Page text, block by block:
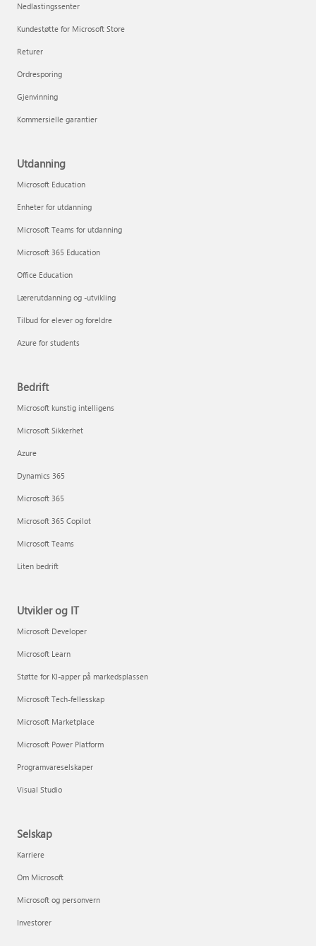
Nedlastingssenter
Kundestøtte for Microsoft Store
Returer
Ordresporing
Gjenvinning
Kommersielle garantier
Utdanning
Microsoft Education
Enheter for utdanning
Microsoft Teams for utdanning
Microsoft 365 Education
Office Education
Lærerutdanning og -utvikling
Tilbud for elever og foreldre
Azure for students
Bedrift
Microsoft kunstig intelligens
Microsoft Sikkerhet
Azure
Dynamics 365
Microsoft 365
Microsoft 365 Copilot
Microsoft Teams
Liten bedrift
Utvikler og IT
Microsoft Developer
Microsoft Learn
Støtte for KI-apper på markedsplassen
Microsoft Tech-fellesskap
Microsoft Marketplace
Microsoft Power Platform
Programvareselskaper
Visual Studio
Selskap
Karriere
Om Microsoft
Microsoft og personvern
Investorer